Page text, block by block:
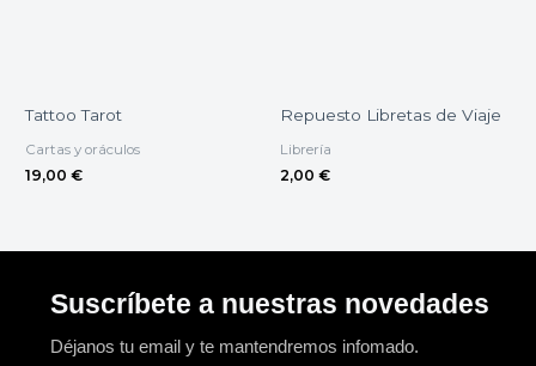
Tattoo Tarot
Cartas y oráculos
19,00 €
Repuesto Libretas de Viaje
Librería
2,00 €
Suscríbete a nuestras novedades
Déjanos tu email y te mantendremos infomado.